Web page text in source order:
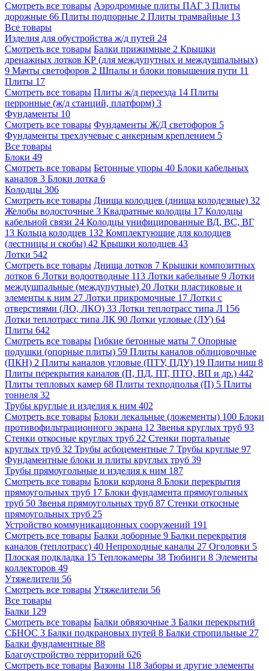
Смотреть все товары Аэродромные плиты ПАГ 3 Плиты
дорожные 66 Плиты подпорные 2 Плиты трамвайные 13
Все товары
Изделия для обустройства ж/д путей 24
Смотреть все товары Балки прижимные 2 Крышки
дренажных лотков КР (для междупутных и междушпальных)
9 Мачты светофоров 2 Шпалы и блоки повышения пути 11
Плиты 17
Смотреть все товары Плиты ж/д переезда 14 Плиты
перронные (ж/д станций, платформ) 3
Фундаменты 10
Смотреть все товары Фундаменты Ж/Д светофоров 5
Фундаменты трехлучевые с анкерным креплением 5
Все товары
Блоки 49
Смотреть все товары Бетонные упоры 40 Блоки кабельных
каналов 3 Блоки лотка 6
Колодцы 306
Смотреть все товары Днища колодцев (днища колодезные) 32
Желобы водосточные 3 Квадратные колодцы 17 Колодцы
кабельной связи 24 Колодцы унифицированные ВД, ВС, ВГ
13 Кольца колодцев 132 Комплектующие для колодцев
(лестницы и скобы) 42 Крышки колодцев 43
Лотки 542
Смотреть все товары Днища лотков 7 Крышки композитных
лотков 6 Лотки водоотводные 113 Лотки кабельные 9 Лотки
междушпальные (междупутные) 20 Лотки пластиковые и
элементы к ним 27 Лотки прикромочные 17 Лотки с
отверстиями (ЛО, ЛКО) 33 Лотки теплотрасс типа Л 156
Лотки теплотрасс типа ЛК 90 Лотки угловые (ЛУ) 64
Плиты 642
Смотреть все товары Гибкие бетонные маты 7 Опорные
подушки (опорные плиты) 59 Плиты каналов облицовочные
(ПКН) 2 Плиты каналов угловые (ПТУ, ПДУ) 19 Плиты ниш 8
Плиты перекрытия каналов (П, ПД, ПТ, ПТО, ВП и др.) 442
Плиты тепловых камер 68 Плиты техподполья (П) 5 Плиты
тоннеля 32
Трубы круглые и изделия к ним 402
Смотреть все товары Блоки лекальные (ложементы) 100 Блоки
противофильтрационного экрана 12 Звенья круглых труб 93
Стенки откосные круглых труб 22 Стенки портальные
круглых труб 32 Трубы асбоцементные 7 Трубы круглые 97
Фундаментные блоки и плиты круглых труб 39
Трубы прямоугольные и изделия к ним 187
Смотреть все товары Блоки кордона 8 Блоки перекрытия
прямоугольных труб 17 Блоки фундамента прямоугольных
труб 50 Звенья прямоугольных труб 87 Стенки откосные
прямоугольных труб 25
Устройство коммуникационных сооружений 191
Смотреть все товары Балки доборные 9 Балки перекрытия
каналов (теплотрасс) 40 Непроходные каналы 27 Оголовки 5
Плоская подкладка 15 Теплокамеры 38 Тюбинги 8 Элементы
коллекторов 49
Утяжелители 56
Смотреть все товары Утяжелители 56
Все товары
Балки 129
Смотреть все товары Балки обвязочные 3 Балки перекрытий
СБНОС 3 Балки подкрановых путей 8 Балки стропильные 27
Балки фундаментные 88
Благоустройство территорий 626
Смотреть все товары Вазоны 118 Заборы и другие элементы